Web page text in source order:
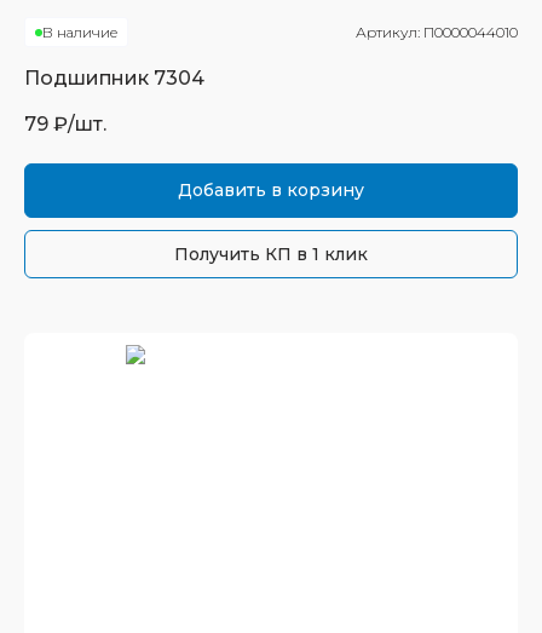
В наличие Артикул: П0000044010
Подшипник 7304
79 ₽/шт.
Добавить в корзину
Получить КП в 1 клик